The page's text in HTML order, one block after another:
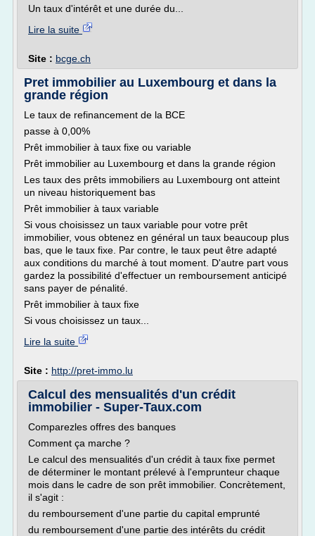
Un taux d'intérêt et une durée du...
Lire la suite
Site : bcge.ch
Pret immobilier au Luxembourg et dans la
grande région
Le taux de refinancement de la BCE
passe à 0,00%
Prêt immobilier à taux fixe ou variable
Prêt immobilier au Luxembourg et dans la grande région
Les taux des prêts immobiliers au Luxembourg ont atteint
un niveau historiquement bas
Prêt immobilier à taux variable
Si vous choisissez un taux variable pour votre prêt
immobilier, vous obtenez en général un taux beaucoup plus
bas, que le taux fixe. Par contre, le taux peut être adapté
aux conditions du marché à tout moment. D'autre part vous
gardez la possibilité d'effectuer un remboursement anticipé
sans payer de pénalité.
Prêt immobilier à taux fixe
Si vous choisissez un taux...
Lire la suite
Site : http://pret-immo.lu
Calcul des mensualités d'un crédit
immobilier - Super-Taux.com
Comparezles offres des banques
Comment ça marche ?
Le calcul des mensualités d'un crédit à taux fixe permet
de déterminer le montant prélevé à l'emprunteur chaque
mois dans le cadre de son prêt immobilier. Concrètement,
il s'agit :
du remboursement d'une partie du capital emprunté
du remboursement d'une partie des intérêts du crédit